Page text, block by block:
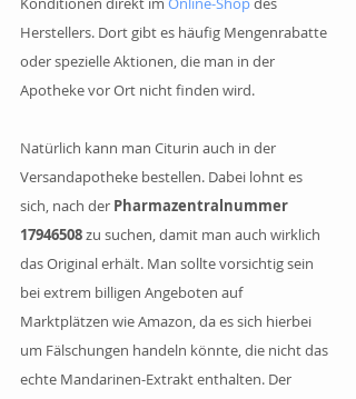
Herstellers. Dort gibt es häufig Mengenrabatte
oder spezielle Aktionen, die man in der
Apotheke vor Ort nicht finden wird.
Natürlich kann man Citurin auch in der
Versandapotheke bestellen. Dabei lohnt es
sich, nach der Pharmazentralnummer
17946508 zu suchen, damit man auch wirklich
das Original erhält. Man sollte vorsichtig sein
bei extrem billigen Angeboten auf
Marktplätzen wie Amazon, da es sich hierbei
um Fälschungen handeln könnte, die nicht das
echte Mandarinen-Extrakt enthalten. Der